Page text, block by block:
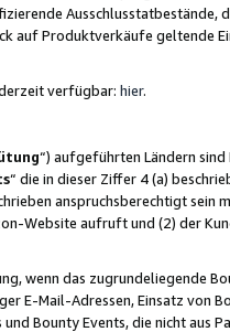
Ausschlusstatbestände,
auf Produktverkäufe geltende
verfügbar: hier.
“) aufgeführten Ländern
“ die in dieser Ziffer 4 (a)
anspruchsberechtigt sein
Website aufruft und (2) der
wenn das zugrundeliegende
E-Mail-Adressen, Einsatz von
Bounty Events, die nicht